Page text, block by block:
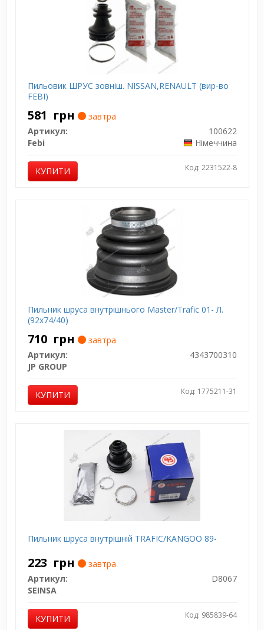
Пильовик ШРУС зовніш. NISSAN,RENAULT (вир-во
FEBI)
581 грн
завтра
Артикул:
100622
Febi
Німеччина
КУПИТИ Код: 2231522-8
Пильник шруса внутрішнього Master/Trafic 01- Л.
(92x74/40)
710 грн
завтра
Артикул:
4343700310
JP GROUP
КУПИТИ Код: 1775211-31
Пильник шруса внутрішній TRAFIC/KANGOO 89-
223 грн
завтра
Артикул:
D8067
SEINSA
КУПИТИ Код: 985839-64